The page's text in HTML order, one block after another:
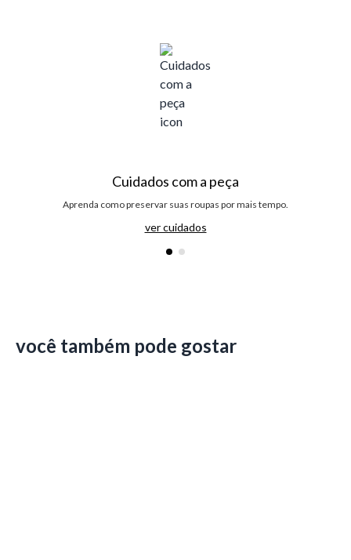
Cuidados com a peça
Aprenda como preservar suas roupas por mais tempo.
ver cuidados
você também pode gostar